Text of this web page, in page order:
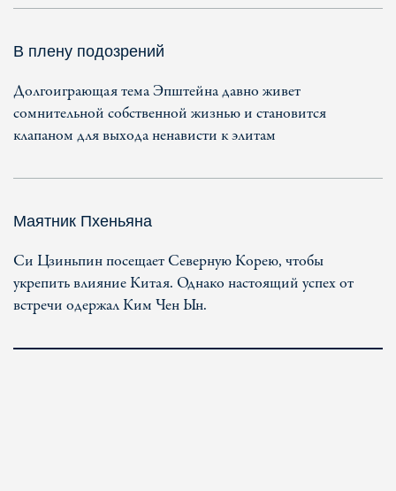
В плену подозрений
Долгоиграющая тема Эпштейна давно живет
сомнительной собственной жизнью и становится
клапаном для выхода ненависти к элитам
Маятник Пхеньяна
Си Цзиньпин посещает Северную Корею, чтобы
укрепить влияние Китая. Однако настоящий успех от
встречи одержал Ким Чен Ын.